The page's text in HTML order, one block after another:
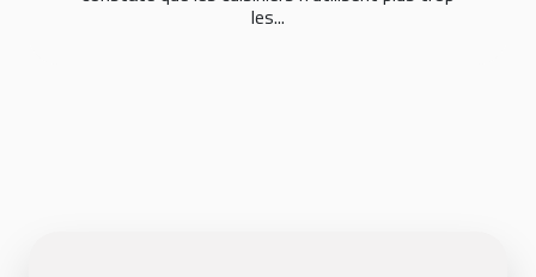
les...